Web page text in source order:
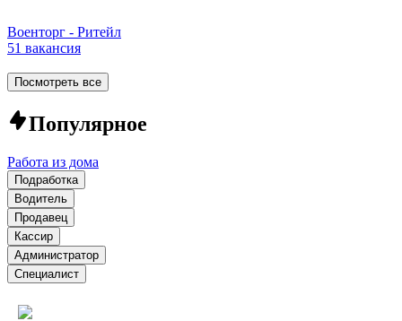
Военторг - Ритейл
51 вакансия
Посмотреть все
Популярное
Работа из дома
Подработка
Водитель
Продавец
Кассир
Администратор
Специалист